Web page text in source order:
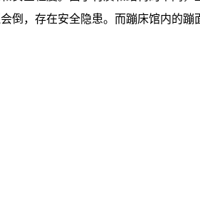
倒，存在安全隐患。而蹦床馆内的蹦